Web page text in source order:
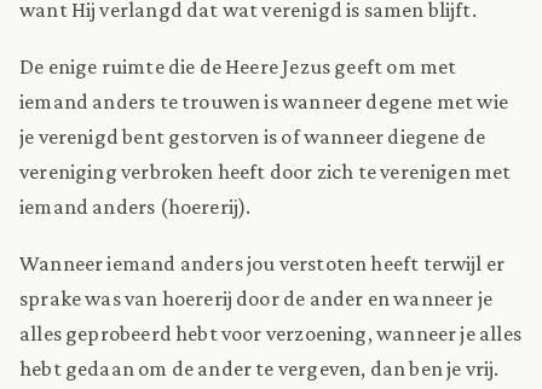
want Hij verlangd dat wat verenigd is samen blijft.
De enige ruimte die de Heere Jezus geeft om met
iemand anders te trouwen is wanneer degene met wie
je verenigd bent gestorven is of wanneer diegene de
vereniging verbroken heeft door zich te verenigen met
iemand anders (hoererij).
Wanneer iemand anders jou verstoten heeft terwijl er
sprake was van hoererij door de ander en wanneer je
alles geprobeerd hebt voor verzoening, wanneer je alles
hebt gedaan om de ander te vergeven, dan ben je vrij.